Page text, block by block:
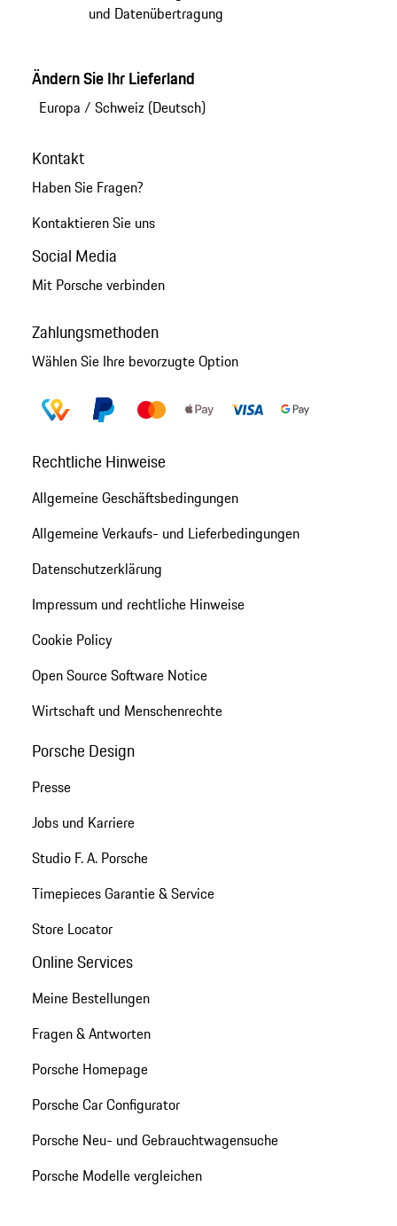
und Datenübertragung
Ändern Sie Ihr Lieferland
Europa / Schweiz (Deutsch)
Kontakt
Haben Sie Fragen?
Kontaktieren Sie uns
Social Media
Mit Porsche verbinden
Zahlungsmethoden
Wählen Sie Ihre bevorzugte Option
Rechtliche Hinweise
Allgemeine Geschäftsbedingungen
Allgemeine Verkaufs- und Lieferbedingungen
Datenschutzerklärung
Impressum und rechtliche Hinweise
Cookie Policy
Open Source Software Notice
Wirtschaft und Menschenrechte
Porsche Design
Presse
Jobs und Karriere
Studio F. A. Porsche
Timepieces Garantie & Service
Store Locator
Online Services
Meine Bestellungen
Fragen & Antworten
Porsche Homepage
Porsche Car Configurator
Porsche Neu- und Gebrauchtwagensuche
Porsche Modelle vergleichen